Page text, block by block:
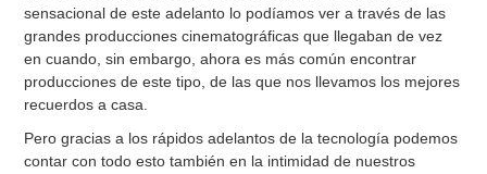
sensacional de este adelanto lo podíamos ver a través de las
grandes producciones cinematográficas que llegaban de vez
en cuando, sin embargo, ahora es más común encontrar
producciones de este tipo, de las que nos llevamos los mejores
recuerdos a casa.
Pero gracias a los rápidos adelantos de la tecnología podemos
contar con todo esto también en la intimidad de nuestros